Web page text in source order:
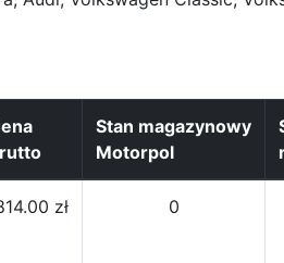
Stan magazynowy
Motorpol
zł 0